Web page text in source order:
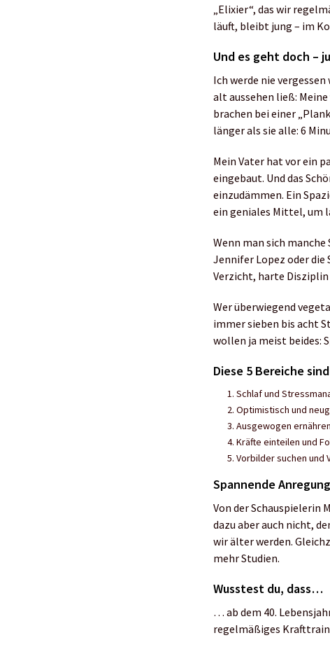
„Elixier“, das wir
läuft, bleibt jung – im
Und es geht doch –
Ich werde nie
alt aussehen ließ:
brachen bei einer
länger als sie alle: 6
Mein Vater hat vor ein
eingebaut. Und das
einzudämmen. Ein
ein geniales Mittel, um
Wenn man sich
Jennifer Lopez oder die
Verzicht, harte
Wer überwiegend
immer sieben bis acht
wollen ja meist beides:
Diese 5 Bereiche
Schlaf und
Optimistisch und
Ausgewogen
Kräfte einteilen und
Vorbilder suchen und
Spannende
Von der Schauspielerin
dazu aber auch nicht,
wir älter werden.
mehr Studien.
Wusstest du, dass…
… ab dem 40.
regelmäßiges